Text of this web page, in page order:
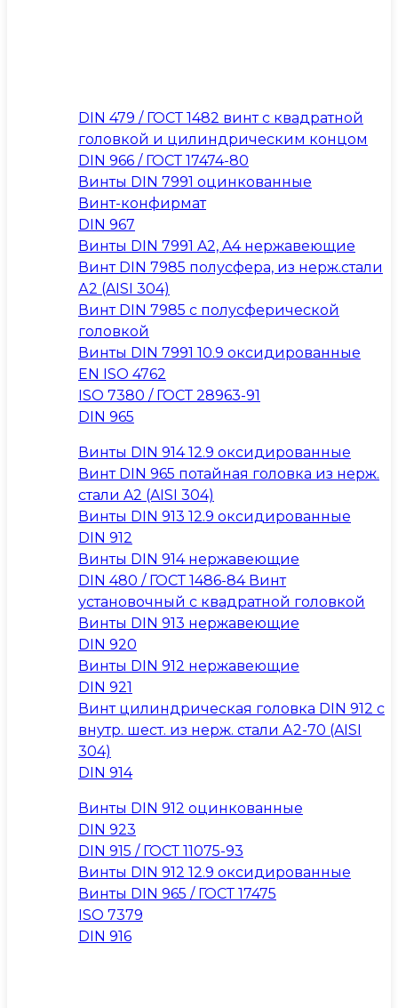
DIN 479 / ГОСТ 1482 винт с квадратной
головкой и цилиндрическим концом
DIN 966 / ГОСТ 17474-80
Винты DIN 7991 оцинкованные
Винт-конфирмат
DIN 967
Винты DIN 7991 A2, A4 нержавеющие
Винт DIN 7985 полусфера, из нерж.стали
А2 (AISI 304)
Винт DIN 7985 с полусферической
головкой
Винты DIN 7991 10.9 оксидированные
EN ISO 4762
ISO 7380 / ГОСТ 28963-91
DIN 965
Винты DIN 914 12.9 оксидированные
Винт DIN 965 потайная головка из нерж.
стали A2 (AISI 304)
Винты DIN 913 12.9 оксидированные
DIN 912
Винты DIN 914 нержавеющие
DIN 480 / ГОСТ 1486-84 Винт
установочный с квадратной головкой
Винты DIN 913 нержавеющие
DIN 920
Винты DIN 912 нержавеющие
DIN 921
Винт цилиндрическая головка DIN 912 с
внутр. шест. из нерж. стали А2-70 (AISI
304)
DIN 914
Винты DIN 912 оцинкованные
DIN 923
DIN 915 / ГОСТ 11075-93
Винты DIN 912 12.9 оксидированные
Винты DIN 965 / ГОСТ 17475
ISO 7379
DIN 916